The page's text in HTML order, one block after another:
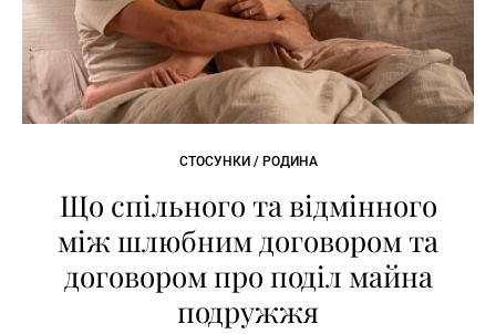
СТОСУНКИ / РОДИНА
Що спільного та відмінного
між шлюбним договором та
договором про поділ майна
подружжя